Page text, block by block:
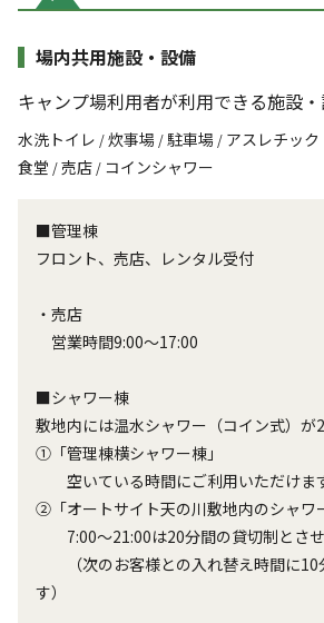
場内共用施設・設備
キャンプ場利用者が利用できる施設
水洗トイレ /炊事場 /駐車場 / アスレチッ
食堂 /売店 / コインシャワー
■管理棟
フロント、売店、レンタル受付
・売店
営業時間9:00〜17:00
■シャワー棟
敷地内には温水シャワー（コイン式）が2
①「管理棟横シャワー棟」
空いている時間にご利用いただけます
②「オートサイト天の川敷地内のシャワ
7:00～21:00は20分間の貸切制とさせ
（次のお客様との入れ替え時間に10
す）